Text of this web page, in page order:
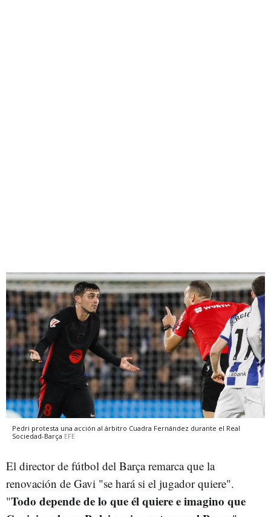
Pedri protesta una acción al árbitro Cuadra Fernández durante el Real
Sociedad-Barça EFE
El director de fútbol del Barça remarca que la
renovación de Gavi "se hará si el jugador quiere".
"Todo depende de lo que él quiere e imagino que